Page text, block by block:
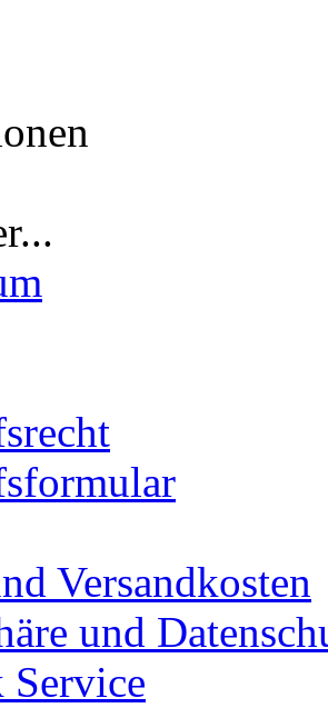
Versandkosten
und
Service